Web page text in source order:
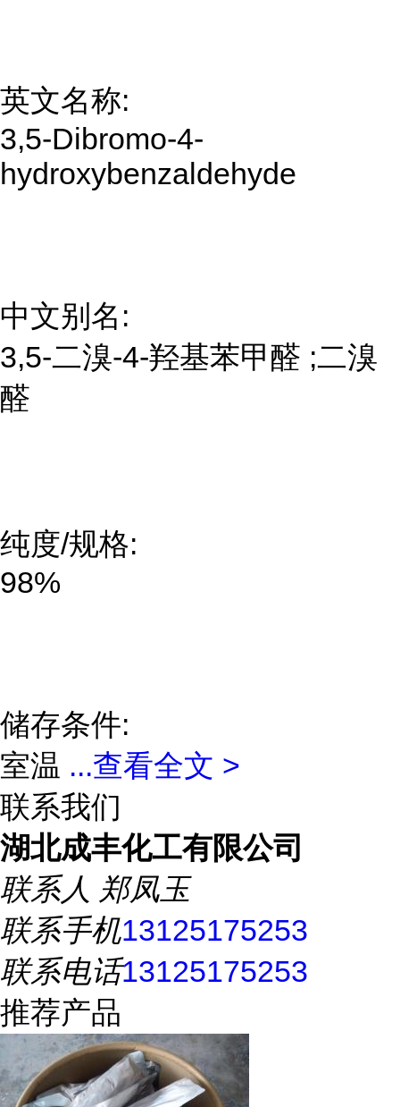
英文名称:
3,5-Dibromo-4-
hydroxybenzaldehyde
中文别名:
3,5-二溴-4-羟基苯甲醛 ;二溴
醛
纯度/规格:
98%
储存条件:
室温 ...查看全文 >
联系我们
湖北成丰化工有限公司
联系人 郑凤玉
联系手机13125175253
联系电话13125175253
推荐产品